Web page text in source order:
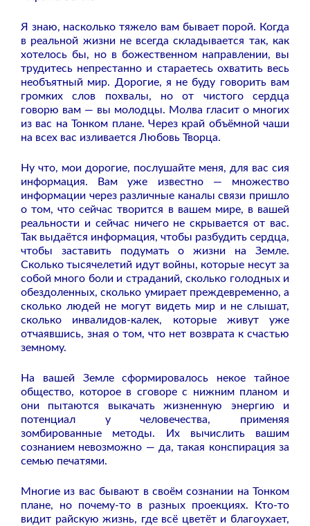
Я знаю, насколько тяжело вам бывает порой. Когда
в реальной жизни не всегда складывается так, как
хотелось бы, но в божественном направлении, вы
трудитесь непрестанно и стараетесь охватить весь
необъятный мир. Дорогие, я не буду говорить вам
громких слов похвалы, но от чистого сердца
говорю вам — вы молодцы. Молва гласит о многих
из вас на Тонком плане. Через край объёмной чаши
на всех вас изливается Любовь Творца.
Ну что, мои дорогие, послушайте меня, для вас сия
информация. Вам уже известно — множество
информации через различные каналы связи пришло
о том, что сейчас творится в вашем мире, в вашей
реальности и сейчас ничего не скрывается от вас.
Так выдаётся информация, чтобы разбудить сердца,
чтобы заставить подумать о жизни на Земле.
Сколько тысячелетий идут войны, которые несут за
собой много боли и страданий, сколько голодных и
обездоленных, сколько умирает преждевременно, а
сколько людей не могут видеть мир и не слышат,
сколько инвалидов-калек, которые живут уже
отчаявшись, зная о том, что нет возврата к счастью
земному.
На вашей Земле сформировалось некое тайное
общество, которое в сговоре с нижним планом и
они пытаются выкачать жизненную энергию и
потенциал у человечества, применяя
зомбированные методы. Их вычислить вашим
сознанием невозможно — да, такая конспирация за
семью печатями.
Многие из вас бывают в своём сознании на Тонком
плане, но почему-то в разных проекциях. Кто-то
видит райскую жизнь, где всё цветёт и благоухает,